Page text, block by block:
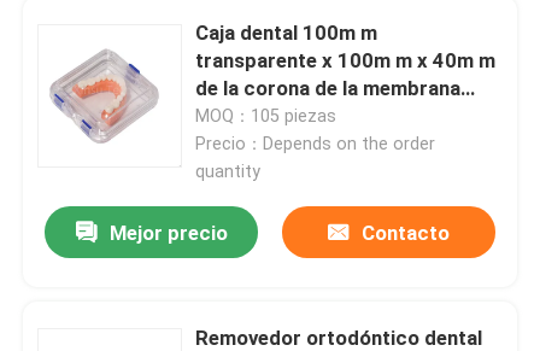
Hogar
Caja dental 100m m
transparente x 100m m x 40m m
de la corona de la membrana
plástica
MOQ：105 piezas
Precio：Depends on the order
quantity
Mejor precio Contacto
Removedor ortodóntico dental